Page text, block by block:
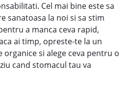
Cel mai bine este sa
sanatoasa la noi si sa stim
a manca ceva rapid,
ai timp, opreste-te la un
organice si alege ceva pentru o
cand stomacul tau va